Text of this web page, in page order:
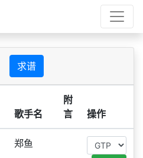
求谱
歌手名
附
言
操作
郑鱼